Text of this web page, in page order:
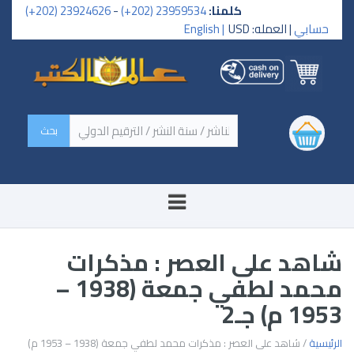
كلمنا:23959534 (202+)
-
23924626 (202+)
حسابي| العمله: USD English |
‏اسم الكتاب / اسم الناشر /
سنة النشر / الترقيم الدولي ‏
شاهد على العصر : مذكرات
محمد لطفي جمعة (1938 –
1953 م) جـ2
الرئيسية
/ شاهد على العصر : مذكرات محمد لطفي جمعة (1938 – 1953 م)